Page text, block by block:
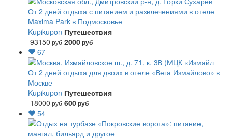
От 2 дней отдыха с питанием и развлечениями в отеле
Maxima Park в Подмосковье
Kupikupon Путешествия
93150 руб 2000руб
67
От 2 дней отдыха для двоих в отеле «Вега Измайлово» в
Москве
Kupikupon Путешествия
18000 руб 600руб
54